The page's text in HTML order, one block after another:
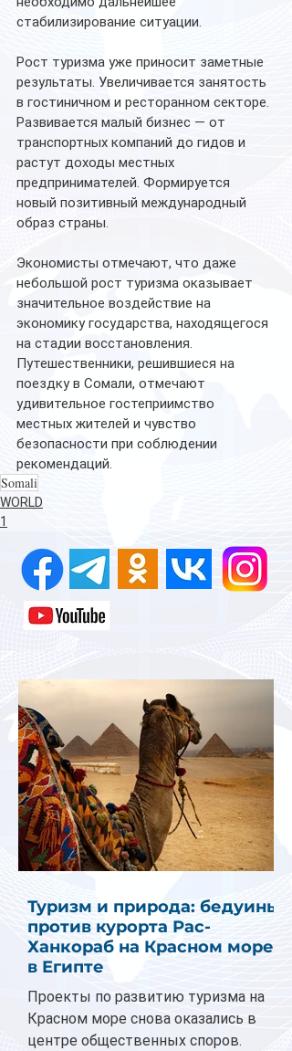
стабилизирование ситуации.
Рост туризма уже приносит заметные
результаты. Увеличивается занятость
в гостиничном и ресторанном секторе.
Развивается малый бизнес — от
транспортных компаний до гидов и
растут доходы местных
предпринимателей. Формируется
новый позитивный международный
образ страны.
Экономисты отмечают, что даже
небольшой рост туризма оказывает
значительное воздействие на
экономику государства, находящегося
на стадии восстановления.
Путешественники, решившиеся на
поездку в Сомали, отмечают
удивительное гостеприимство
местных жителей и чувство
безопасности при соблюдении
рекомендаций.
Somali
WORLD
1
Туризм и природа: бедуины
против курорта Рас-
Ханкораб на Красном море
в Египте
Проекты по развитию туризма на
Красном море снова оказались в
центре общественных споров.